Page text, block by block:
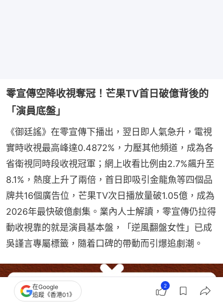
零宣傳空降收視奪冠！芒果TV首日破億背後的
「演員底盤」
《御廷謠》在零宣傳下播出，翌日即人氣急升，電視
實時收視最高峰達0.4872%，力壓其他頻道，成為各
省衛視同時段收視冠軍；網上收看比例由2.7%飆升至
8.1%，熱度上升了兩倍，首日即吸引金龍魚等四個品
牌共16個廣告位，芒果TV次日播放量破1.05億，成為
2026年最快破億劇集。業內人士解讀，零宣傳仍拉得
動收視靠的就是演員基本盤，「逆風翻盤女性」已成
吳謹言專屬標籤，隨着口碑的帶動而引爆追劇潮。
在Google
追蹤《香港01》
2